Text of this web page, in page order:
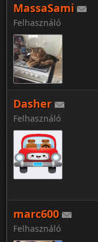
MassaSami
Felhasználó
Dasher
Felhasználó
marc600
Felhasználó